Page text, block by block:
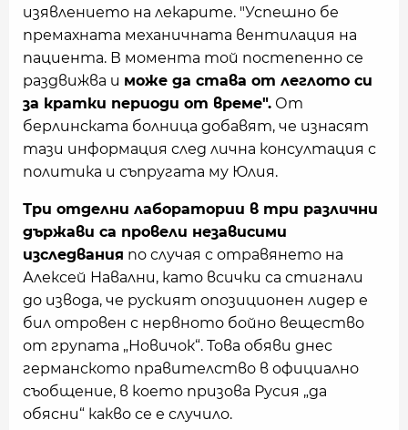
изявлението на лекарите. "Успешно бе
премахната механичната вентилация на
пациента. В момента той постепенно се
раздвижва и може да става от леглото си
за кратки периоди от време". От
берлинската болница добавят, че изнасят
тази информация след лична консултация с
политика и съпругата му Юлия.
Три отделни лаборатории в три различни
държави са провели независими
изследвания по случая с отравянето на
Алексей Навални, като всички са стигнали
до извода, че руският опозиционен лидер е
бил отровен с нервното бойно вещество
от групата „Новичок“. Това обяви днес
германското правителство в официално
съобщение, в което призова Русия „да
обясни“ какво се е случило.